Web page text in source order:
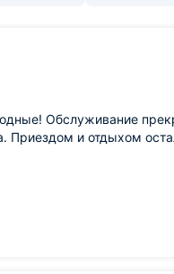
Обслуживание
Приездом и отдыхом